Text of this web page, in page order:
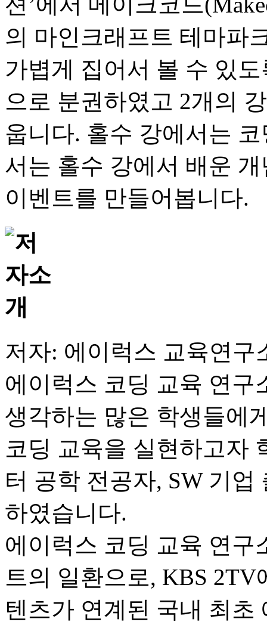
의 마인크래프트 테마파
가볍게 집어서 볼 수 있
으로 분권하였고 2개의
웁니다. 홀수 강에서는
서는 홀수 강에서 배운
이벤트를 만들어봅니다.
저자: 에이럭스 교육연구
에이럭스 코딩 교육 연구
생각하는 많은 학생들에
코딩 교육을 실현하고자
터 공학 전공자, SW 기
하였습니다.
에이럭스 코딩 교육 연
트의 일환으로, KBS
텐츠가 연계된 국내 최